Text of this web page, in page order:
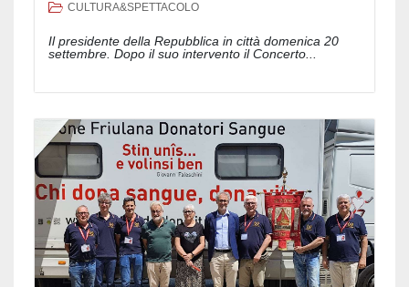
CULTURA&SPETTACOLO
Il presidente della Repubblica in città domenica 20
settembre. Dopo il suo intervento il Concerto...